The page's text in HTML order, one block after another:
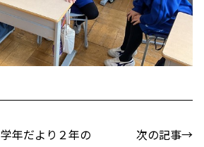
学年だより２年の
次の記事→